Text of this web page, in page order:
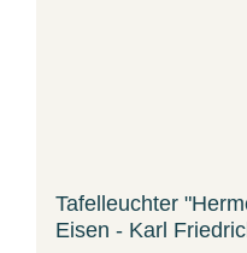
Tafelleuchter
Eisen - Karl